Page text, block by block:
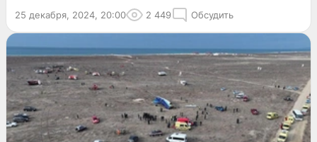
25 декабря, 2024, 20:00 2 449 Обсудить